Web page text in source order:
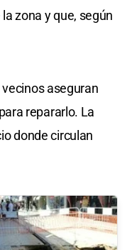
zona y que, según
aseguran
repararlo. La
donde circulan